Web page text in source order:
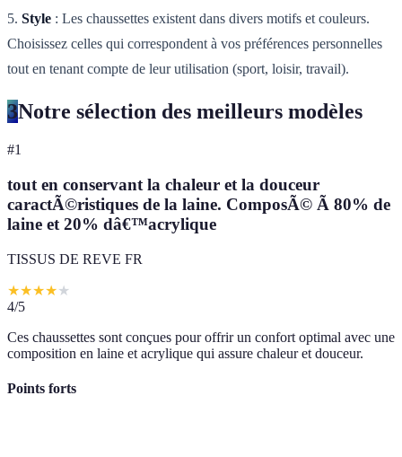
5. Style : Les chaussettes existent dans divers motifs et couleurs.
Choisissez celles qui correspondent à vos préférences personnelles
tout en tenant compte de leur utilisation (sport, loisir, travail).
3Notre sélection des meilleurs modèles
#1
tout en conservant la chaleur et la douceur
caractÃ©ristiques de la laine. ComposÃ© Ã 80% de
laine et 20% dâ€™acrylique
TISSUS DE REVE FR
★★★★★
4/5
Ces chaussettes sont conçues pour offrir un confort optimal avec une
composition en laine et acrylique qui assure chaleur et douceur.
Points forts